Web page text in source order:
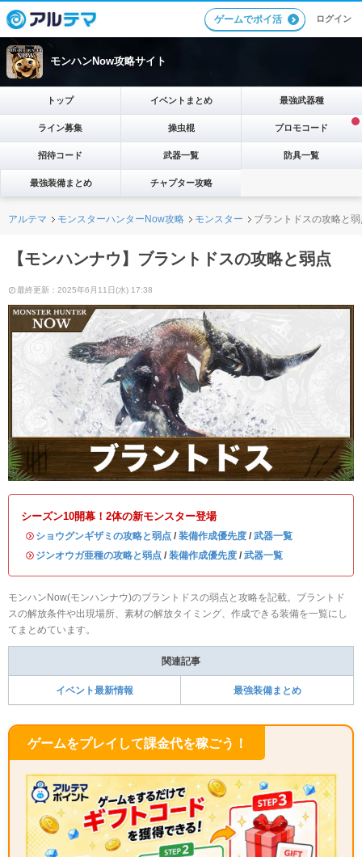
ゲームでポイ活 ログイン
モンハンNow攻略サイト
トップ イベントまとめ 最強武器種
ライン募集 操虫棍 プロモコード
招待コード 武器一覧 防具一覧
最強装備まとめ チャプター攻略
アルテマ モンスターハンターNow攻略 モンスター ブラントドスの攻略と
【モンハンナウ】ブラントドスの攻略と弱点
最終更新：2025年6月11日(水) 17:38
シーズン10開幕！2体の新モンスター登場
・ ショウグンギザミの攻略と弱点 / 装備作成優先度 / 武器一覧
・ ジンオウガ亜種の攻略と弱点 / 装備作成優先度 / 武器一覧
モンハンNow(モンハンナウ)のブラントドスの弱点と攻略を記載。ブラントド
スの解放条件や出現場所、素材の解放タイミング、作成できる装備を一覧にし
てまとめています。
関連記事
イベント最新情報 最強装備まとめ
ゲームをプレイして課金代を稼ごう！